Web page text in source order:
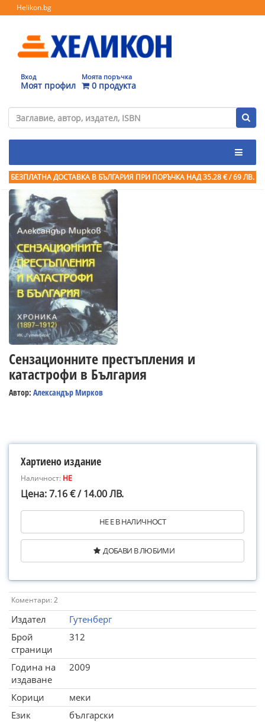
Helikon.bg
Вход
Моят профил
Моята поръчка
0 продукта
БЕЗПЛАТНА ДОСТАВКА В БЪЛГАРИЯ ПРИ ПОРЪЧКА НАД 35.28 € / 69 ЛВ.
Сензационните престъпления и
катастрофи в България
Автор: Александър Мирков
Хартиено издание
Наличност: НЕ
Цена: 7.16 € / 14.00 ЛВ.
НЕ Е В НАЛИЧНОСТ
ДОБАВИ В ЛЮБИМИ
Коментари: 2
Издател
Гутенберг
Брой
страници
312
Година на
издаване
2009
Корици
меки
Език
български